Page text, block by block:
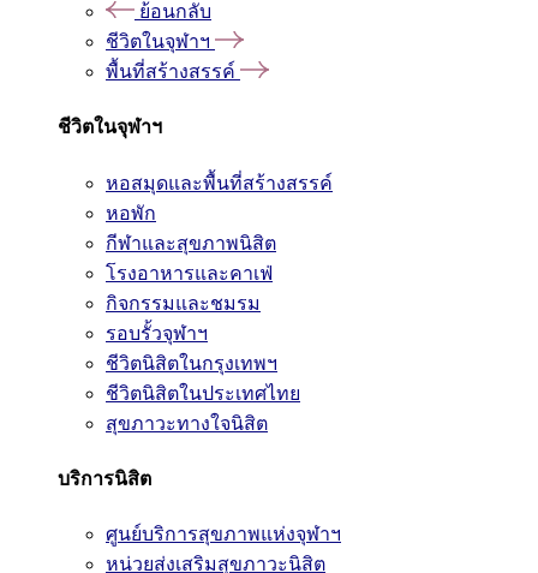
ย้อนกลับ
ชีวิตในจุฬาฯ
พื้นที่สร้างสรรค์
ชีวิตในจุฬาฯ
หอสมุดและพื้นที่สร้างสรรค์
หอพัก
กีฬาและสุขภาพนิสิต
โรงอาหารและคาเฟ่
กิจกรรมและชมรม
รอบรั้วจุฬาฯ
ชีวิตนิสิตในกรุงเทพฯ
ชีวิตนิสิตในประเทศไทย
สุขภาวะทางใจนิสิต
บริการนิสิต
ศูนย์บริการสุขภาพแห่งจุฬาฯ
หน่วยส่งเสริมสุขภาวะนิสิต